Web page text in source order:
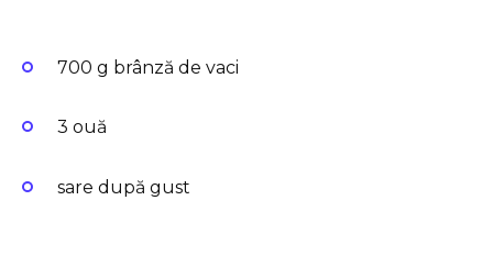
700 g brânză de vaci
3 ouă
sare după gust